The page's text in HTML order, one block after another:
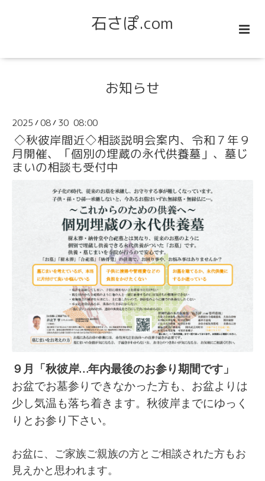
石さぽ.com
お知らせ
2025 /08/ 30 08:00
◇秋彼岸間近◇相談説明会案内、令和７年９
月開催、「個別の埋蔵の永代供養墓」、墓じ
まいの相談も受付中
９月「秋彼岸…年内最後のお参り期間です」
お盆でお墓参りできなかった方も、お盆よりは
少し気温も落ち着きます。秋彼岸までにゆっく
りとお参り下さい。
お盆に、ご家族ご親族の方とご相談された方もお
見えかと思われます。